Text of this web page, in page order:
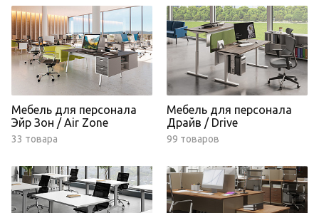
Мебель для персонала
Эйр Зон / Air Zone
33 товара
Мебель для персонала
Драйв / Drive
99 товаров